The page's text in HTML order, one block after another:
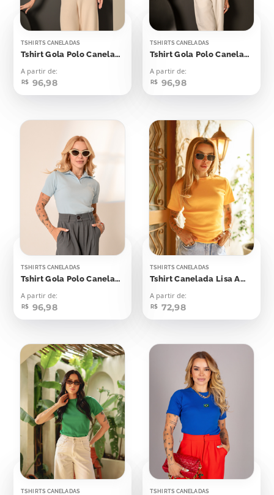
TSHIRTS CANELADAS
Tshirt Gola Polo Canelada Flash Yellow
A partir de:
R$ 96,98
TSHIRTS CANELADAS
Tshirt Gola Polo Canelada Amarelo Emoji
A partir de:
R$ 96,98
TSHIRTS CANELADAS
Tshirt Gola Polo Canelada Azul Skyway
A partir de:
R$ 96,98
TSHIRTS CANELADAS
Tshirt Canelada Lisa Amarelo Canário
A partir de:
R$ 72,98
TSHIRTS CANELADAS TSHIRTS CANELADAS